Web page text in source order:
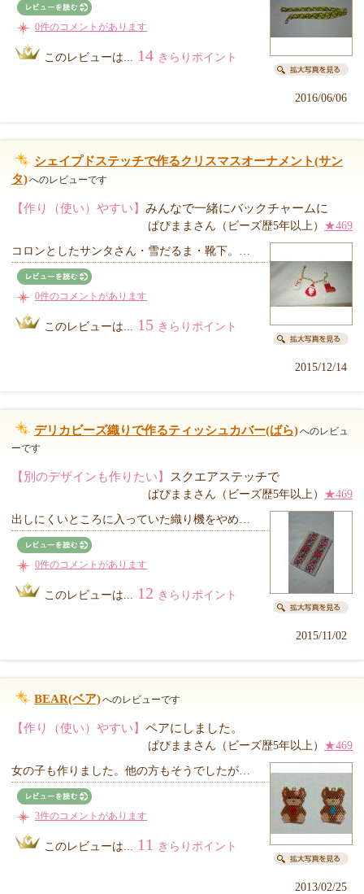
0件のコメントがあります
このレビューは... 14 きらりポイント
2016/06/06
シェイプドステッチで作るクリスマスオーナメント(サン
タ)へのレビューです
【作り（使い）やすい】 みんなで一緒にバックチャームに
ぱぴままさん（ビーズ歴5年以上） ★469
コロンとしたサンタさん・雪だるま・靴下。…
0件のコメントがあります
このレビューは... 15 きらりポイント
2015/12/14
デリカビーズ織りで作るティッシュカバー(ばら)へのレビュ
ーです
【別のデザインも作りたい】 スクエアステッチで
ぱぴままさん（ビーズ歴5年以上） ★469
出しにくいところに入っていた織り機をやめ…
0件のコメントがあります
このレビューは... 12 きらりポイント
2015/11/02
BEAR(ベア)へのレビューです
【作り（使い）やすい】 ペアにしました。
ぱぴままさん（ビーズ歴5年以上） ★469
女の子も作りました。他の方もそうでしたが…
3件のコメントがあります
このレビューは... 11 きらりポイント
2013/02/25